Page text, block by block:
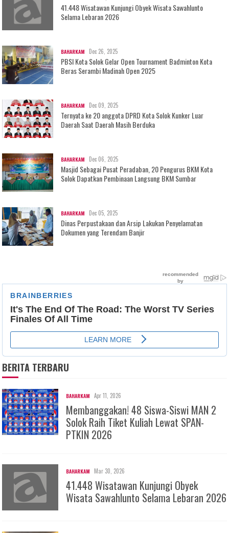
41.448 Wisatawan Kunjungi Obyek Wisata Sawahlunto
Selama Lebaran 2026
BAHARKAM Dec 26, 2025
PBSI Kota Solok Gelar Open Tournament Badminton Kota
Beras Serambi Madinah Open 2025
BAHARKAM Dec 09, 2025
Ternyata ke 20 anggota DPRD Kota Solok Kunker Luar
Daerah Saat Daerah Masih Berduka
BAHARKAM Dec 06, 2025
Masjid Sebagai Pusat Peradaban, 20 Pengurus BKM Kota
Solok Dapatkan Pembinaan Langsung BKM Sumbar
BAHARKAM Dec 05, 2025
Dinas Perpustakaan dan Arsip Lakukan Penyelamatan
Dokumen yang Terendam Banjir
BERITA TERBARU
BAHARKAM Apr 11, 2026
Membanggakan! 48 Siswa-Siswi MAN 2
Solok Raih Tiket Kuliah Lewat SPAN-
PTKIN 2026
BAHARKAM Mar 30, 2026
41.448 Wisatawan Kunjungi Obyek
Wisata Sawahlunto Selama Lebaran 2026